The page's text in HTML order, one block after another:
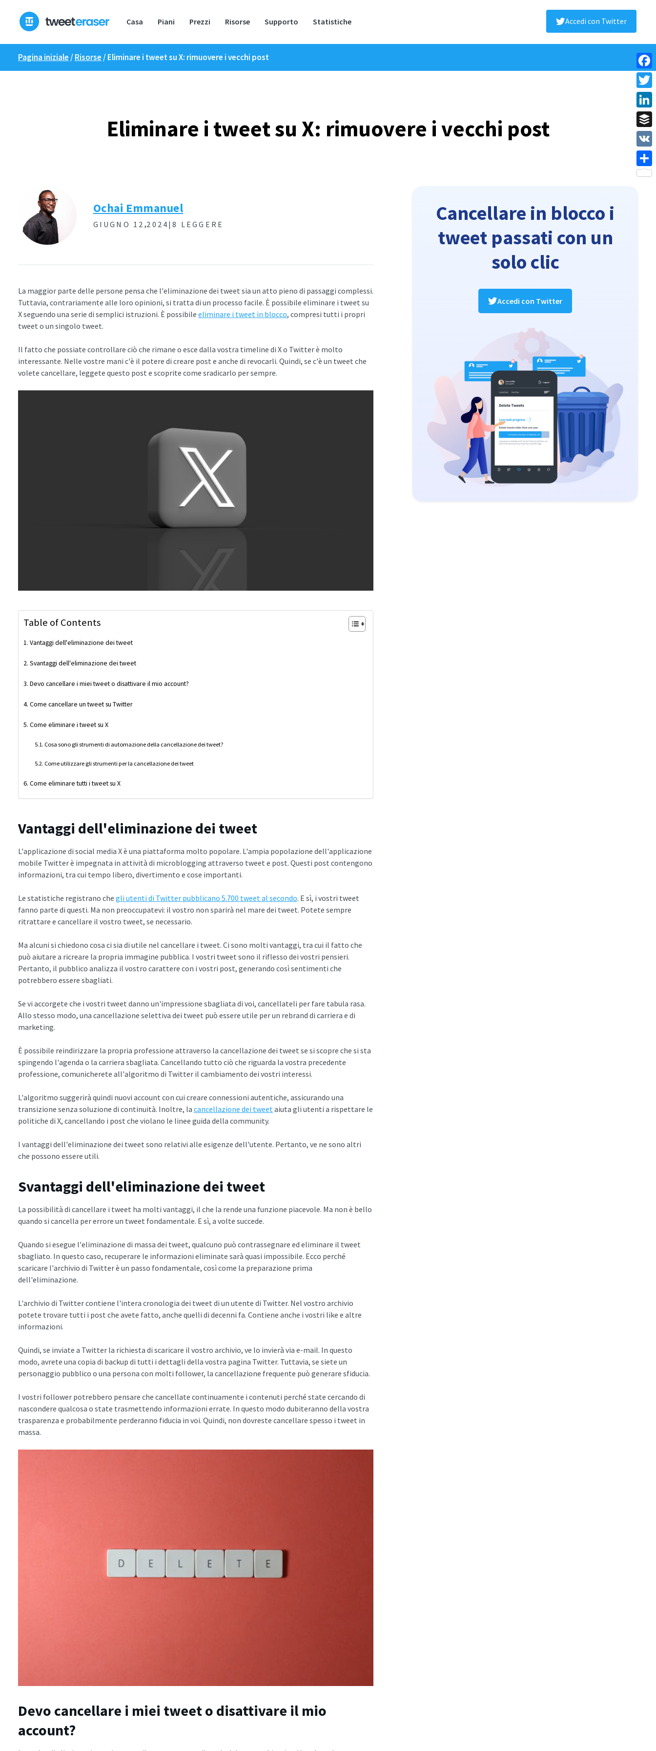
content
Casa Piani Prezzi Risorse Supporto Statistiche Accedi con Twitter
Pagina iniziale /Risorse /Eliminare i tweet su X: rimuovere i vecchi post
Eliminare i tweet su X: rimuovere i vecchi post
Ochai Emmanuel
GIUGNO 12 ,2024|8 LEGGERE
La maggior parte delle persone pensa che l'eliminazione dei tweet sia un atto pieno di passaggi complessi.
Tuttavia, contrariamente alle loro opinioni, si tratta di un processo facile. È possibile eliminare i tweet su
X seguendo una serie di semplici istruzioni. È possibile eliminare i tweet in blocco, compresi tutti i propri
tweet o un singolo tweet.
Il fatto che possiate controllare ciò che rimane o esce dalla vostra timeline di X o Twitter è molto
interessante. Nelle vostre mani c'è il potere di creare post e anche di revocarli. Quindi, se c'è un tweet che
volete cancellare, leggete questo post e scoprite come sradicarlo per sempre.
Table of Contents
Vantaggi dell'eliminazione dei tweet
Svantaggi dell'eliminazione dei tweet
Devo cancellare i miei tweet o disattivare il mio account?
Come cancellare un tweet su Twitter
Come eliminare i tweet su X
Cosa sono gli strumenti di automazione della cancellazione dei tweet?
Come utilizzare gli strumenti per la cancellazione dei tweet
Come eliminare tutti i tweet su X
Vantaggi dell'eliminazione dei tweet
L'applicazione di social media X è una piattaforma molto popolare. L'ampia popolazione dell'applicazione
mobile Twitter è impegnata in attività di microblogging attraverso tweet e post. Questi post contengono
informazioni, tra cui tempo libero, divertimento e cose importanti.
Le statistiche registrano che gli utenti di Twitter pubblicano 5.700 tweet al secondo. E sì, i vostri tweet
fanno parte di questi. Ma non preoccupatevi: il vostro non sparirà nel mare dei tweet. Potete sempre
ritrattare e cancellare il vostro tweet, se necessario.
Ma alcuni si chiedono cosa ci sia di utile nel cancellare i tweet. Ci sono molti vantaggi, tra cui il fatto che
può aiutare a ricreare la propria immagine pubblica. I vostri tweet sono il riflesso dei vostri pensieri.
Pertanto, il pubblico analizza il vostro carattere con i vostri post, generando così sentimenti che
potrebbero essere sbagliati.
Se vi accorgete che i vostri tweet danno un'impressione sbagliata di voi, cancellateli per fare tabula rasa.
Allo stesso modo, una cancellazione selettiva dei tweet può essere utile per un rebrand di carriera e di
marketing.
È possibile reindirizzare la propria professione attraverso la cancellazione dei tweet se si scopre che si sta
spingendo l'agenda o la carriera sbagliata. Cancellando tutto ciò che riguarda la vostra precedente
professione, comunicherete all'algoritmo di Twitter il cambiamento dei vostri interessi.
L'algoritmo suggerirà quindi nuovi account con cui creare connessioni autentiche, assicurando una
transizione senza soluzione di continuità. Inoltre, la cancellazione dei tweet aiuta gli utenti a rispettare le
politiche di X, cancellando i post che violano le linee guida della community.
I vantaggi dell'eliminazione dei tweet sono relativi alle esigenze dell'utente. Pertanto, ve ne sono altri
che possono essere utili.
Svantaggi dell'eliminazione dei tweet
La possibilità di cancellare i tweet ha molti vantaggi, il che la rende una funzione piacevole. Ma non è bello
quando si cancella per errore un tweet fondamentale. E sì, a volte succede.
Quando si esegue l'eliminazione di massa dei tweet, qualcuno può contrassegnare ed eliminare il tweet
sbagliato. In questo caso, recuperare le informazioni eliminate sarà quasi impossibile. Ecco perché
scaricare l'archivio di Twitter è un passo fondamentale, così come la preparazione prima
dell'eliminazione.
L'archivio di Twitter contiene l'intera cronologia dei tweet di un utente di Twitter. Nel vostro archivio
potete trovare tutti i post che avete fatto, anche quelli di decenni fa. Contiene anche i vostri like e altre
informazioni.
Quindi, se inviate a Twitter la richiesta di scaricare il vostro archivio, ve lo invierà via e-mail. In questo
modo, avrete una copia di backup di tutti i dettagli della vostra pagina Twitter. Tuttavia, se siete un
personaggio pubblico o una persona con molti follower, la cancellazione frequente può generare sfiducia.
I vostri follower potrebbero pensare che cancellate continuamente i contenuti perché state cercando di
nascondere qualcosa o state trasmettendo informazioni errate. In questo modo dubiteranno della vostra
trasparenza e probabilmente perderanno fiducia in voi. Quindi, non dovreste cancellare spesso i tweet in
massa.
Devo cancellare i miei tweet o disattivare il mio
account?
Cancellare in blocco i
tweet passati con un
solo clic
Accedi con Twitter
VK